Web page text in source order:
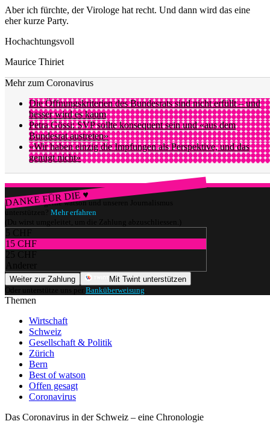
Aber ich fürchte, der Virologe hat recht. Und dann wird das eine
eher kurze Party.
Hochachtungsvoll
Maurice Thiriet
Mehr zum Coronavirus
Die Öffnungskriterien des Bundesrats sind nicht erfüllt – und
besser wird es kaum
Petra Gössi: SVP sollte konsequent sein und «aus dem
Bundesrat austreten»
«Wir haben einzig die Impfungen als Perspektive, und das
genügt nicht»
DANKE FÜR DIE ♥
Würdest du gerne watson und unseren Journalismus
unterstützen? Mehr erfahren
(Du wirst umgeleitet, um die Zahlung abzuschliessen.)
5 CHF
15 CHF
25 CHF
Anderer
Weiter zur Zahlung
Mit Twint unterstützen
Oder unterstütze uns per Banküberweisung
Themen
Wirtschaft
Schweiz
Gesellschaft & Politik
Zürich
Bern
Best of watson
Offen gesagt
Coronavirus
Das Coronavirus in der Schweiz – eine Chronologie